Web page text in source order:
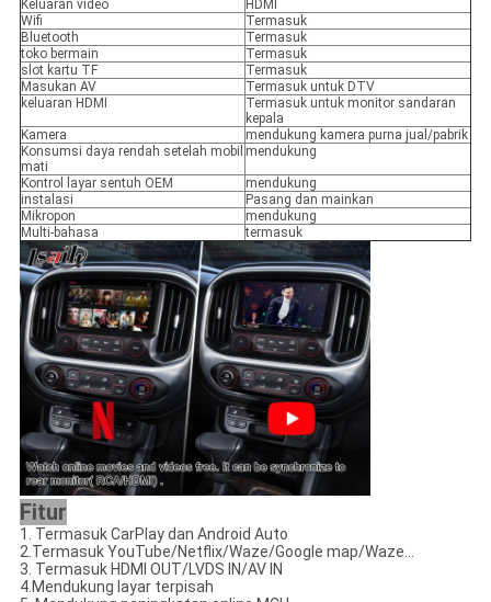
Keluaran video
HDMI
Wifi
Termasuk
Bluetooth
Termasuk
toko bermain
Termasuk
slot kartu TF
Termasuk
Masukan AV
Termasuk untuk DTV
keluaran HDMI
Termasuk untuk monitor sandaran
kepala
Kamera
mendukung kamera purna jual/pabrik
Konsumsi daya rendah setelah mobil
mati
mendukung
Kontrol layar sentuh OEM
mendukung
instalasi
Pasang dan mainkan
Mikropon
mendukung
Multi-bahasa
termasuk
Fitur
1. Termasuk CarPlay dan Android Auto
2.Termasuk YouTube/Netflix/Waze/Google map/Waze...
3. Termasuk HDMI OUT/LVDS IN/AV IN
4.Mendukung layar terpisah